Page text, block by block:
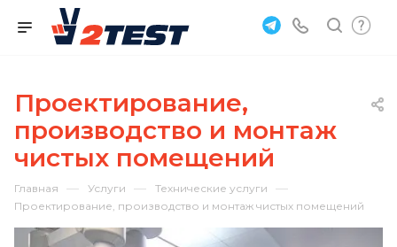
Проектирование,
производство и монтаж
чистых помещений
Главная — Услуги — Технические услуги —
Проектирование, производство и монтаж чистых помещений